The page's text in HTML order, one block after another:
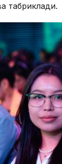
табриклади.